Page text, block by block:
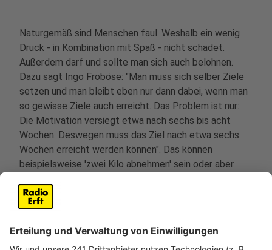
Naturgemäß sind Menschen faul. Weshalb ein wenig
Druck - in Kombination mit Spaß - nicht schadet.
Außerdem darf und sollte man sich auch belohnen.
Dazu sagt Ingo Froböse: "Man muss sich selber Ziele
setzen und man bleibt eben nur dann dabei, wenn man
so gewisse Ziele auch erreicht. Das Problem ist nur:
Die Motivation versiegt etwa nach sechs bis acht
Wochen. Deswegen muss das Ziel nach etwa sechs
Wochen erreicht werden können". Das können
beispielsweise 'zwei Kilo abnehmen' sein oder aber
sollten realistisch bleiben.